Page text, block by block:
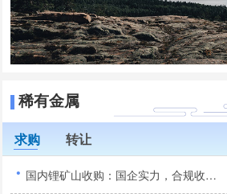
稀有金属
求购 转让
· 国内锂矿山收购：国企实力，合规收购，优质资源优先...